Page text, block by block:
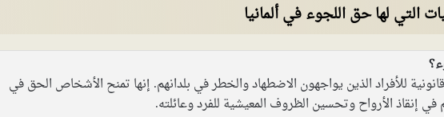
التي لها حق اللجوء في ألمانيا
للأفراد الذين يواجهون الاضطهاد والخطر في بلدانهم. إنها تمنح الأشخاص الحق في
إنقاذ الأرواح وتحسين الظروف المعيشية للفرد وعائلته.